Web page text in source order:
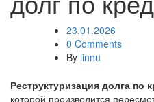
23.01.2026
0 Comments
By linnu
Реструктуризация долга по
которой производится